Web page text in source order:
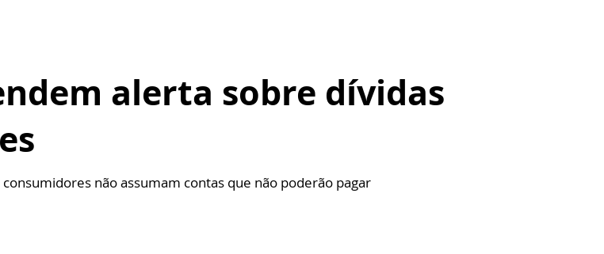
alerta sobre dívidas
não assumam contas que não poderão pagar